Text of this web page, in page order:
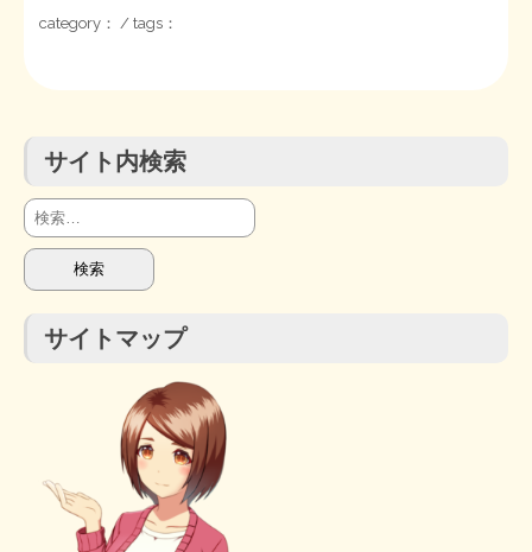
日本経済を解説するヤンキー／MIHANAマンガ／旧・財研出版
MMTの学習資料
STOPインボイス作品集
たかの経世済民イラスト集
用語集
category： / tags：
サイト内検索
検
索:
サイトマップ